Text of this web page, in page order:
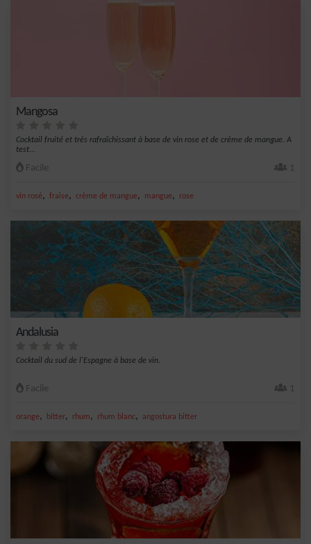
Mangosa
Cocktail fruité et très rafraîchissant à base de vin rose et de crème de mangue. A
test...
Facile 1
vin rosé, fraise, crème de mangue, mangue, rose
Andalusia
Cocktail du sud de l'Espagne à base de vin.
Facile 1
orange, bitter, rhum, rhum blanc, angostura bitter